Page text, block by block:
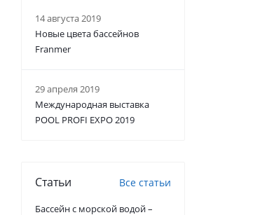
14 августа 2019
Новые цвета бассейнов
Franmer
29 апреля 2019
Международная выставка
POOL PROFI EXPO 2019
Статьи Все статьи
Бассейн с морской водой –